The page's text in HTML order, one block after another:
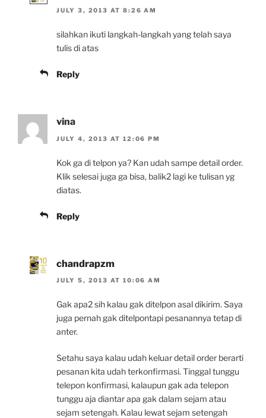
JULY 3, 2013 AT 8:26 AM
silahkan ikuti langkah-langkah yang telah saya
tulis di atas
Reply
vina
JULY 4, 2013 AT 12:06 PM
Kok ga di telpon ya? Kan udah sampe detail order.
Klik selesai juga ga bisa, balik2 lagi ke tulisan yg
diatas.
Reply
chandrapzm
JULY 5, 2013 AT 10:06 AM
Gak apa2 sih kalau gak ditelpon asal dikirim. Saya
juga pernah gak ditelpontapi pesanannya tetap di
anter.
Setahu saya kalau udah keluar detail order berarti
pesanan kita udah terkonfirmasi. Tinggal tunggu
telepon konfirmasi, kalaupun gak ada telepon
tunggu aja diantar apa gak dalam sejam atau
sejam setengah. Kalau lewat sejam setengah